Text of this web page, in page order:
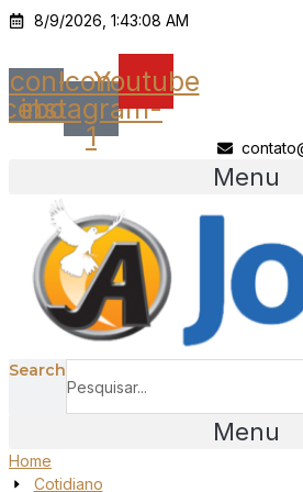
Ir
o
conteúdo
8/9/2026, 1:43:08 AM
Icon-Icon-
instagram-
1
Youtube
Menu
Search
Menu
Home
Cotidiano